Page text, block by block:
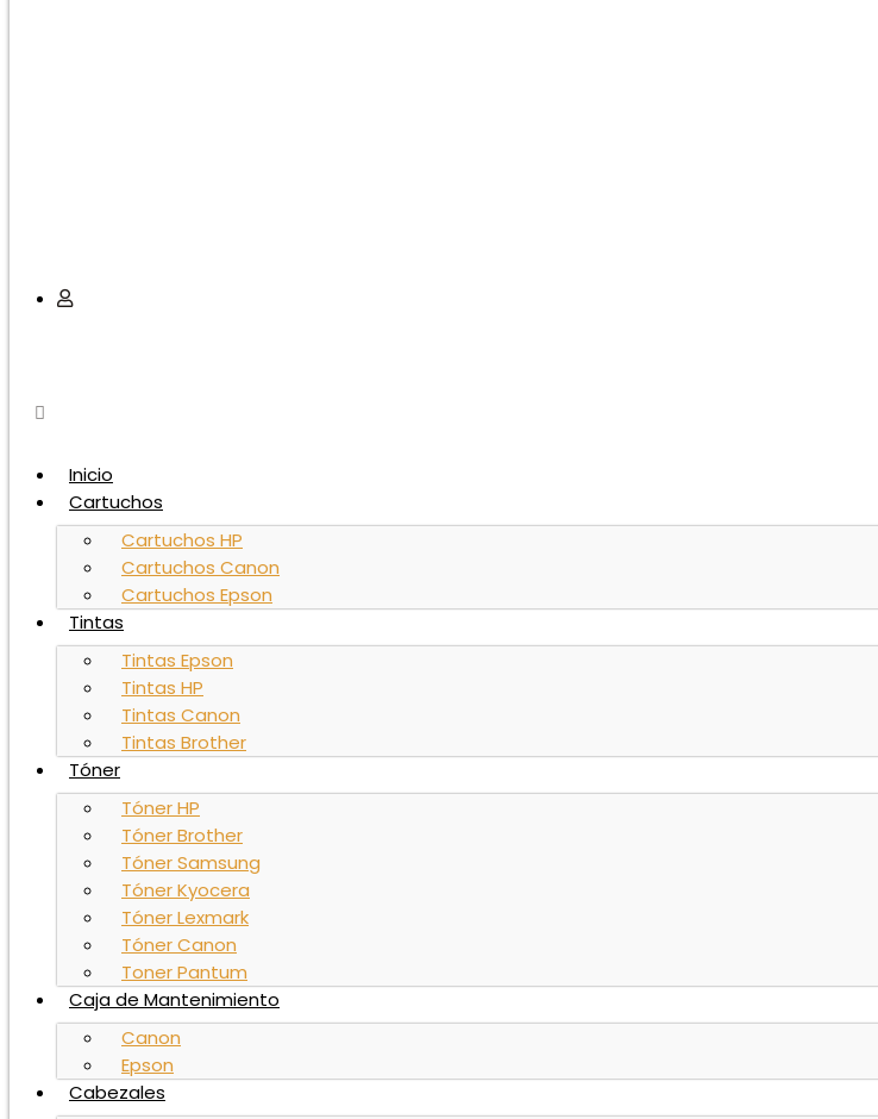
Inicio
Cartuchos
Cartuchos HP
Cartuchos Canon
Cartuchos Epson
Tintas
Tintas Epson
Tintas HP
Tintas Canon
Tintas Brother
Tóner
Tóner HP
Tóner Brother
Tóner Samsung
Tóner Kyocera
Tóner Lexmark
Tóner Canon
Toner Pantum
Caja de Mantenimiento
Canon
Epson
Cabezales